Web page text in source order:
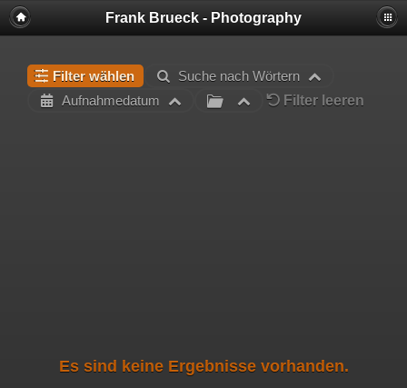
Frank Brueck - Photography
Filter wählen
Suche nach Wörtern
Aufnahmedatum
Filter leeren
Es sind keine Ergebnisse vorhanden.